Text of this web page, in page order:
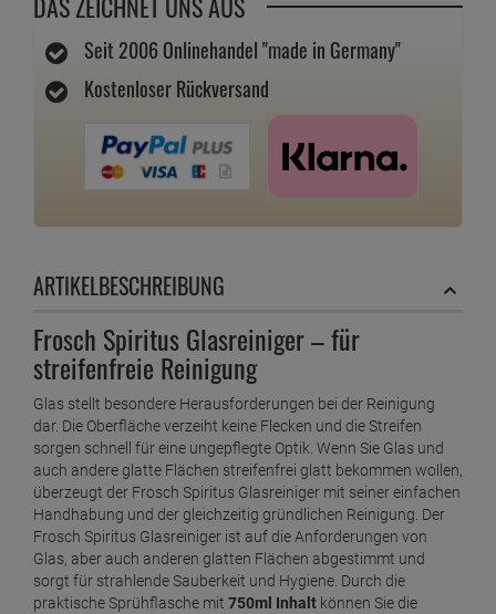
Seit 2006 Onlinehandel "made in Germany"
Kostenloser Rückversand
ARTIKELBESCHREIBUNG
Frosch Spiritus Glasreiniger – für
streifenfreie Reinigung
Glas stellt besondere Herausforderungen bei der Reinigung
dar. Die Oberfläche verzeiht keine Flecken und die Streifen
sorgen schnell für eine ungepflegte Optik. Wenn Sie Glas und
auch andere glatte Flächen streifenfrei glatt bekommen wollen,
überzeugt der Frosch Spiritus Glasreiniger mit seiner einfachen
Handhabung und der gleichzeitig gründlichen Reinigung. Der
Frosch Spiritus Glasreiniger ist auf die Anforderungen von
Glas, aber auch anderen glatten Flächen abgestimmt und
sorgt für strahlende Sauberkeit und Hygiene. Durch die
praktische Sprühflasche mit 750ml Inhalt können Sie die